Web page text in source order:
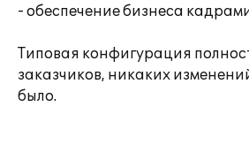
- обеспечение бизнеса
Типовая конфигурация
заказчиков, никаких
было.